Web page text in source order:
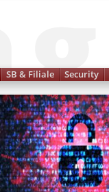
SB & Filiale Security